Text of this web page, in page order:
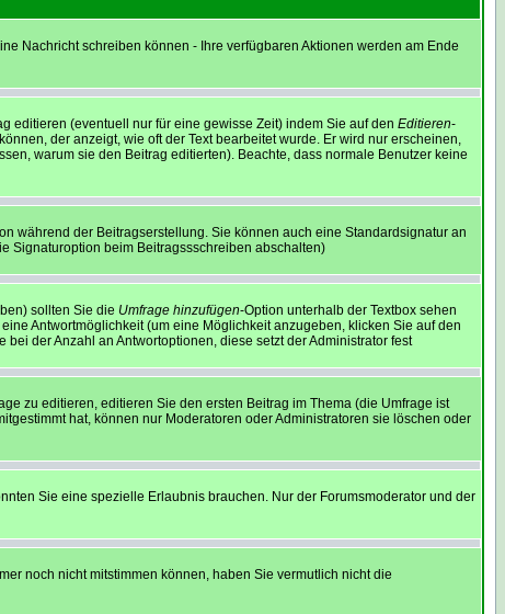
Nachricht schreiben können - Ihre verfügbaren Aktionen werden am Ende
editieren (eventuell nur für eine gewisse Zeit) indem Sie auf den Editieren-
der anzeigt, wie oft der Text bearbeitet wurde. Er wird nur erscheinen,
warum sie den Beitrag editierten). Beachte, dass normale Benutzer keine
während der Beitragserstellung. Sie können auch eine Standardsignatur an
Signaturoption beim Beitragssschreiben abschalten)
sollten Sie die Umfrage hinzufügen-Option unterhalb der Textbox sehen
Antwortmöglichkeit (um eine Möglichkeit anzugeben, klicken Sie auf den
der Anzahl an Antwortoptionen, diese setzt der Administrator fest
zu editieren, editieren Sie den ersten Beitrag im Thema (die Umfrage ist
hat, können nur Moderatoren oder Administratoren sie löschen oder
Sie eine spezielle Erlaubnis brauchen. Nur der Forumsmoderator und der
noch nicht mitstimmen können, haben Sie vermutlich nicht die